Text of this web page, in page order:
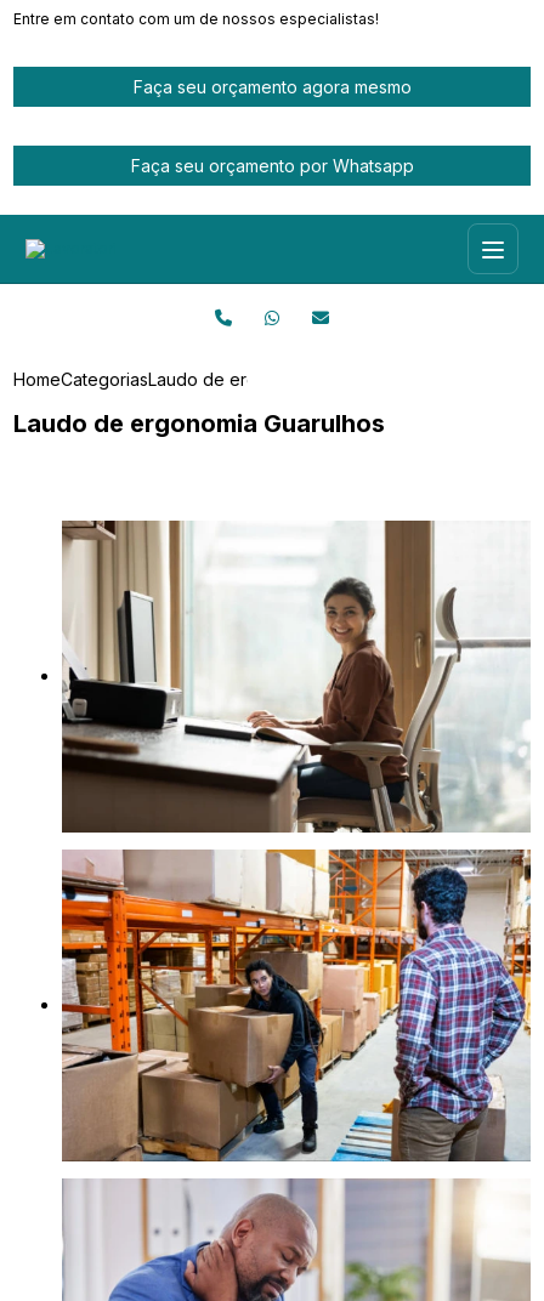
Entre em contato com um de nossos especialistas!
Faça seu orçamento agora mesmo
Faça seu orçamento por Whatsapp
HomeCategoriasLaudo de ergonomia Guarulhos
Laudo de ergonomia Guarulhos